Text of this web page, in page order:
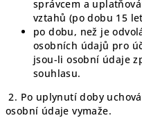
správcem a
vztahů (po dobu 15
po dobu, než je
osobních údajů pro
jsou-li osobní údaje
souhlasu.
2. Po uplynutí doby
osobní údaje vymaže.